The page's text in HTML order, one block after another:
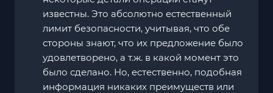
известны. Это абсолютно естественный
лимит безопасности, учитывая, что обе
стороны знают, что их предложение было
удовлетворено, а т.ж. в какой момент это
было сделано. Но, естественно, подобная
информация никаких преимуществ или